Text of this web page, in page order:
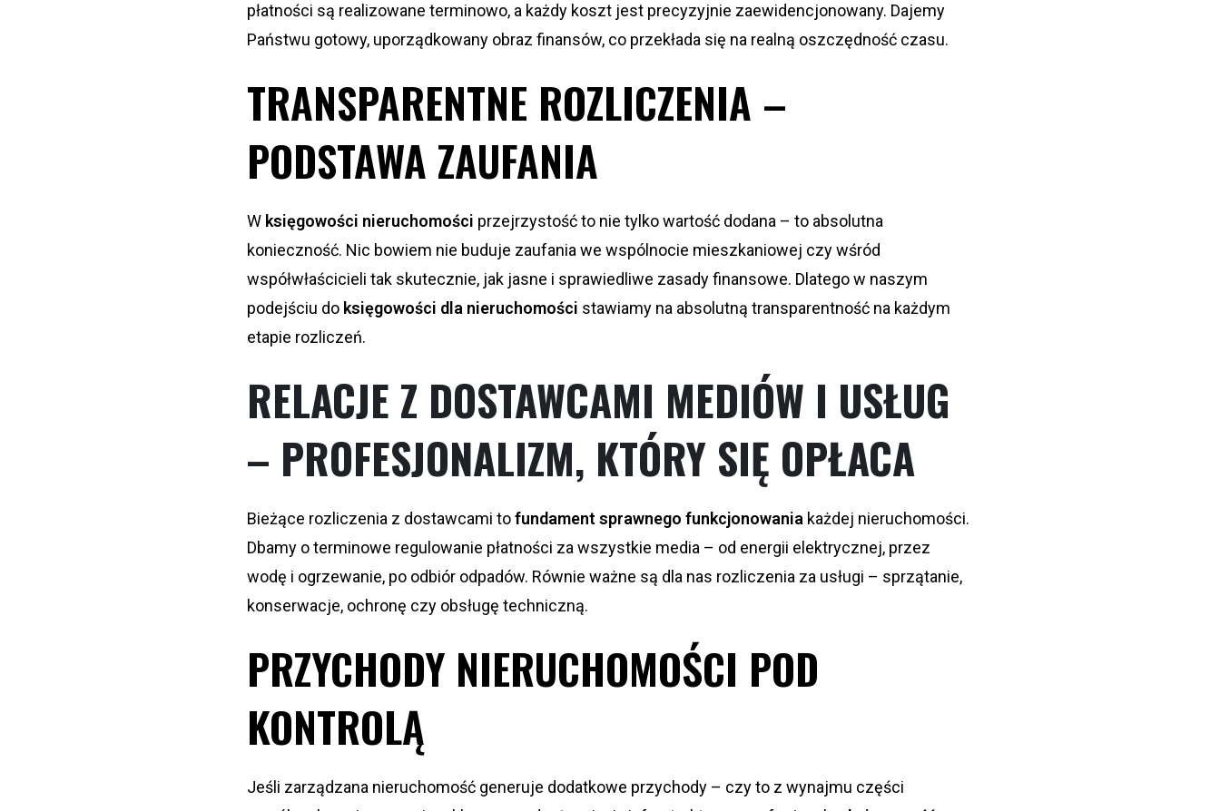
płatności są realizowane terminowo, a każdy koszt jest precyzyjnie zaewidencjonowany. Dajemy
Państwu gotowy, uporządkowany obraz finansów, co przekłada się na realną oszczędność czasu.
TRANSPARENTNE ROZLICZENIA –
PODSTAWA ZAUFANIA
W księgowości nieruchomości przejrzystość to nie tylko wartość dodana – to absolutna
konieczność. Nic bowiem nie buduje zaufania we wspólnocie mieszkaniowej czy wśród
współwłaścicieli tak skutecznie, jak jasne i sprawiedliwe zasady finansowe. Dlatego w naszym
podejściu do księgowości dla nieruchomości stawiamy na absolutną transparentność na każdym
etapie rozliczeń.
RELACJE Z DOSTAWCAMI MEDIÓW I USŁUG
– PROFESJONALIZM, KTÓRY SIĘ OPŁACA
Bieżące rozliczenia z dostawcami tofundament sprawnego funkcjonowania każdej nieruchomości.
Dbamy o terminowe regulowanie płatności za wszystkie media – od energii elektrycznej, przez
wodę i ogrzewanie, po odbiór odpadów. Równie ważne są dla nas rozliczenia za usługi – sprzątanie,
konserwacje, ochronę czy obsługę techniczną.
PRZYCHODY NIERUCHOMOŚCI POD
KONTROLĄ
Jeśli zarządzana nieruchomość generuje dodatkowe przychody – czy to z wynajmu części